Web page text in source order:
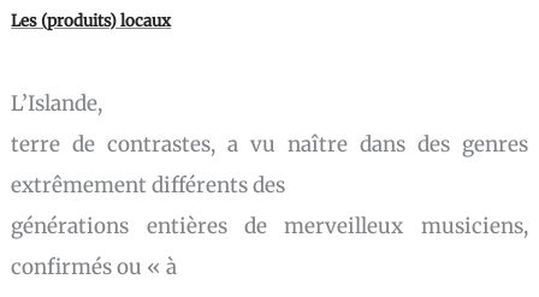
Les (produits) locaux
L’Islande,
terre de contrastes, a vu naître dans des genres
extrêmement différents des
générations entières de merveilleux musiciens,
confirmés ou « à